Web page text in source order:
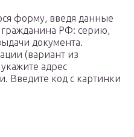
форму, введя данные
гражданина РФ: серию,
документа.
(вариант из
адрес
Введите код с картинки